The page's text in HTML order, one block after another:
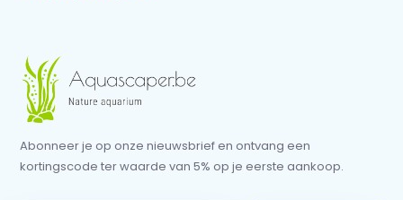
Abonneer je op onze nieuwsbrief en ontvang een
kortingscode ter waarde van 5% op je eerste aankoop.